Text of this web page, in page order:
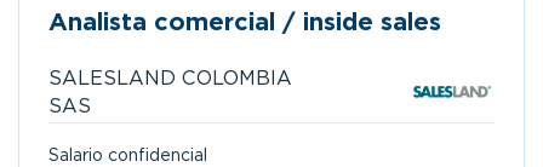
Analista comercial / inside sales
SALESLAND COLOMBIA
SAS
Salario confidencial